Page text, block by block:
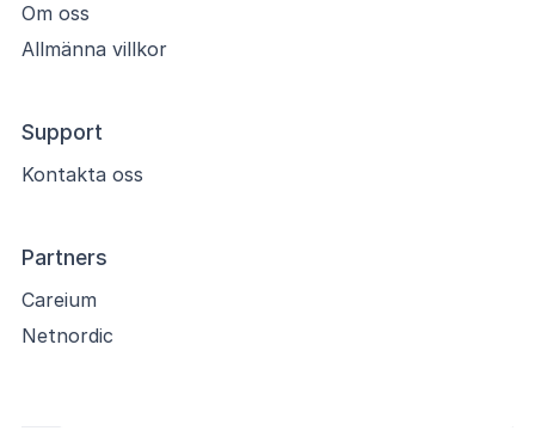
Om oss
Allmänna villkor
Support
Kontakta oss
Partners
Careium
Netnordic